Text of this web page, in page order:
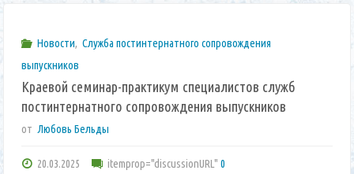
Новости, Служба постинтернатного сопровождения
выпускников
Краевой семинар-практикум специалистов служб
постинтернатного сопровождения выпускников
от Любовь Бельды
20.03.2025 itemprop="discussionURL" 0